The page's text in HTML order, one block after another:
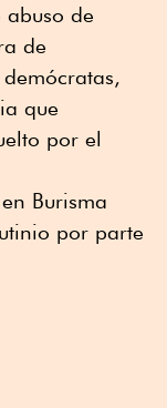
abuso de
de
que
por el
Burisma
por parte